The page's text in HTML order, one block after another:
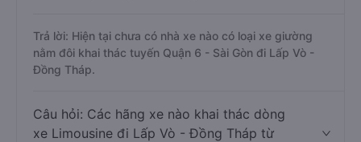
Trả lời: Hiện tại chưa có nhà xe nào có loại xe giường
nằm đôi khai thác tuyến Quận 6 - Sài Gòn đi Lấp Vò -
Đồng Tháp.
Câu hỏi: Các hãng xe nào khai thác dòng
xe Limousine đi Lấp Vò - Đồng Tháp từ